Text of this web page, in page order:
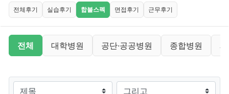
오티후기 분류 목록
전체후기 실습후기 합불스펙 면접후기 근무후기
합불스펙 분류 목록
전체 대학병원 공단·공공병원 종합병원
검색대상